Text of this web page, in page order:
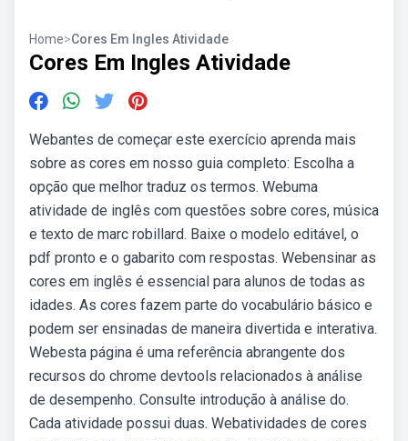
Home>Cores Em Ingles Atividade
Cores Em Ingles Atividade
Webantes de começar este exercício aprenda mais
sobre as cores em nosso guia completo: Escolha a
opção que melhor traduz os termos. Webuma
atividade de inglês com questões sobre cores, música
e texto de marc robillard. Baixe o modelo editável, o
pdf pronto e o gabarito com respostas. Webensinar as
cores em inglês é essencial para alunos de todas as
idades. As cores fazem parte do vocabulário básico e
podem ser ensinadas de maneira divertida e interativa.
Webesta página é uma referência abrangente dos
recursos do chrome devtools relacionados à análise
de desempenho. Consulte introdução à análise do.
Cada atividade possui duas. Webatividades de cores